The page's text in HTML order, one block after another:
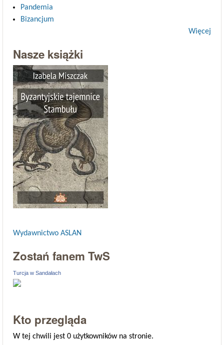
Pandemia
Bizancjum
Więcej
Nasze książki
Wydawnictwo ASLAN
Zostań fanem TwS
Turcja w Sandałach
Kto przegląda
W tej chwili jest 0 użytkowników na stronie.